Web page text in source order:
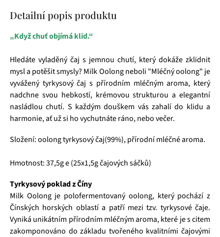
Detailní popis produktu
„Když chuť objímá klid.“
Hledáte vyladěný čaj s jemnou chutí, který dokáže zklidnit
mysl a potěšit smysly? Milk Oolong neboli "Mléčný oolong" je
vyvážený tyrkysový čaj s přírodním mléčným aroma, který
nadchne svou hebkostí, krémovou strukturou a elegantní
nasládlou chutí. S každým douškem vás zahalí do klidu a
harmonie, ať už si ho vychutnáte ráno, nebo večer.
Složení: oolong tyrkysový čaj(99%), přírodní mléčné aroma.
Hmotnost: 37,5g e (25x1,5g čajových sáčků)
Tyrkysový poklad z Číny
Milk Oolong je polofermentovaný oolong, který pochází z
Čínských horských oblastí a patří mezi tzv. tyrkysové čaje.
Vyniká unikátním přírodním mléčným aroma, které je s citem
zakomponováno do základu tvořeného kvalitními čajovými